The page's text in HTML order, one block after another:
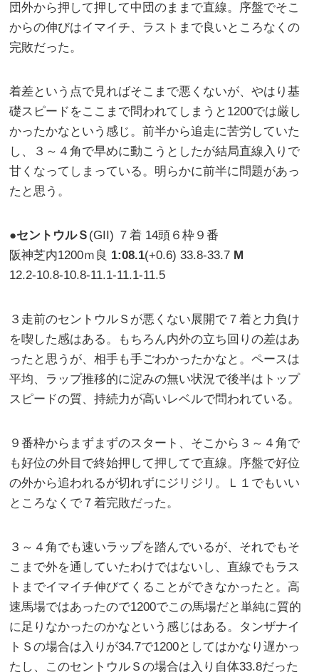
団外から押して押して中団のままで直線。序盤でそこ
からの伸びはイマイチ、ラストまで良いところなくの
完敗だった。
着差という点で見ればそこまで悪くないが、やはり基
礎スピードをここまで問われてしまうと1200では厳し
かったかなという感じ。前半から追走に苦労していた
し、３～４角で早めに動こうとしたが結局直線入りで
甘くなってしまっている。明らかに前半に問題があっ
たと思う。
●セントウルＳ (GII) ７着 14頭６枠９番
阪神芝内1200ｍ良 1:08.1(+0.6) 33.8-33.7 M
12.2-10.8-10.8-11.1-11.1-11.5
３走前のセントウルＳが悪くない展開で７着と力負け
を喫した感はある。もちろん内外の立ち回りの差はあ
ったと思うが、相手も手ごわかったかなと。ペースは
平均、ラップ推移的に淀みの無い状況で後半はトップ
スピードの質、持続力が高いレベルで問われている。
９番枠からまずまずのスタート、そこから３～４角で
も好位の外目で終始押して押してで直線。序盤で好位
の外から追われるが切れずにジリジリ。Ｌ１でもいい
ところなくで７着完敗だった。
３～４角でも速いラップを踏んでいるが、それでもそ
こまで外を通していたわけではないし、直線でもラス
トまでイマイチ伸びてくることができなかったと。高
速馬場ではあったので1200でこの馬場だと単純に質的
に足りなかったのかなという感じはある。タンザナイ
トＳの場合は入りが34.7で1200としてはかなり遅かっ
たし、このセントウルＳの場合は入り自体33.8だった